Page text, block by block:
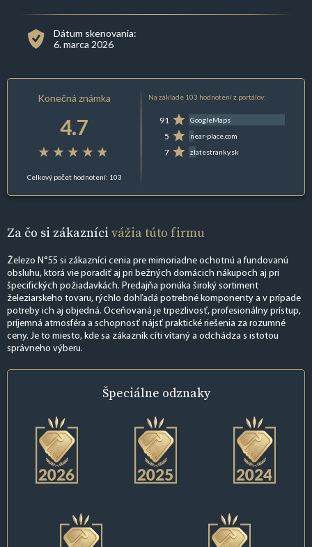
Dátum skenovania:
6. marca 2026
Konečná známka
4.7
Celkový počet hodnotení: 103
Na základe 103 hodnotení z portálov:
91 GoogleMaps
5 near-place.com
7 zlatestranky.sk
Za čo si zákazníci vážia túto firmu
Železo N°55 si zákazníci cenia pre mimoriadne ochotnú a fundovanú
obsluhu, ktorá vie poradiť aj pri bežných domácich nákupoch aj pri
špecifických požiadavkách. Predajňa ponúka široký sortiment
železiarskeho tovaru, rýchlo dohľadá potrebné komponenty a v prípade
potreby ich aj objedná. Oceňovaná je trpezlivosť, profesionálny prístup,
príjemná atmosféra a schopnosť nájsť praktické riešenia za rozumné
ceny. Je to miesto, kde sa zákazník cíti vítaný a odchádza s istotou
správneho výberu.
Špeciálne odznaky